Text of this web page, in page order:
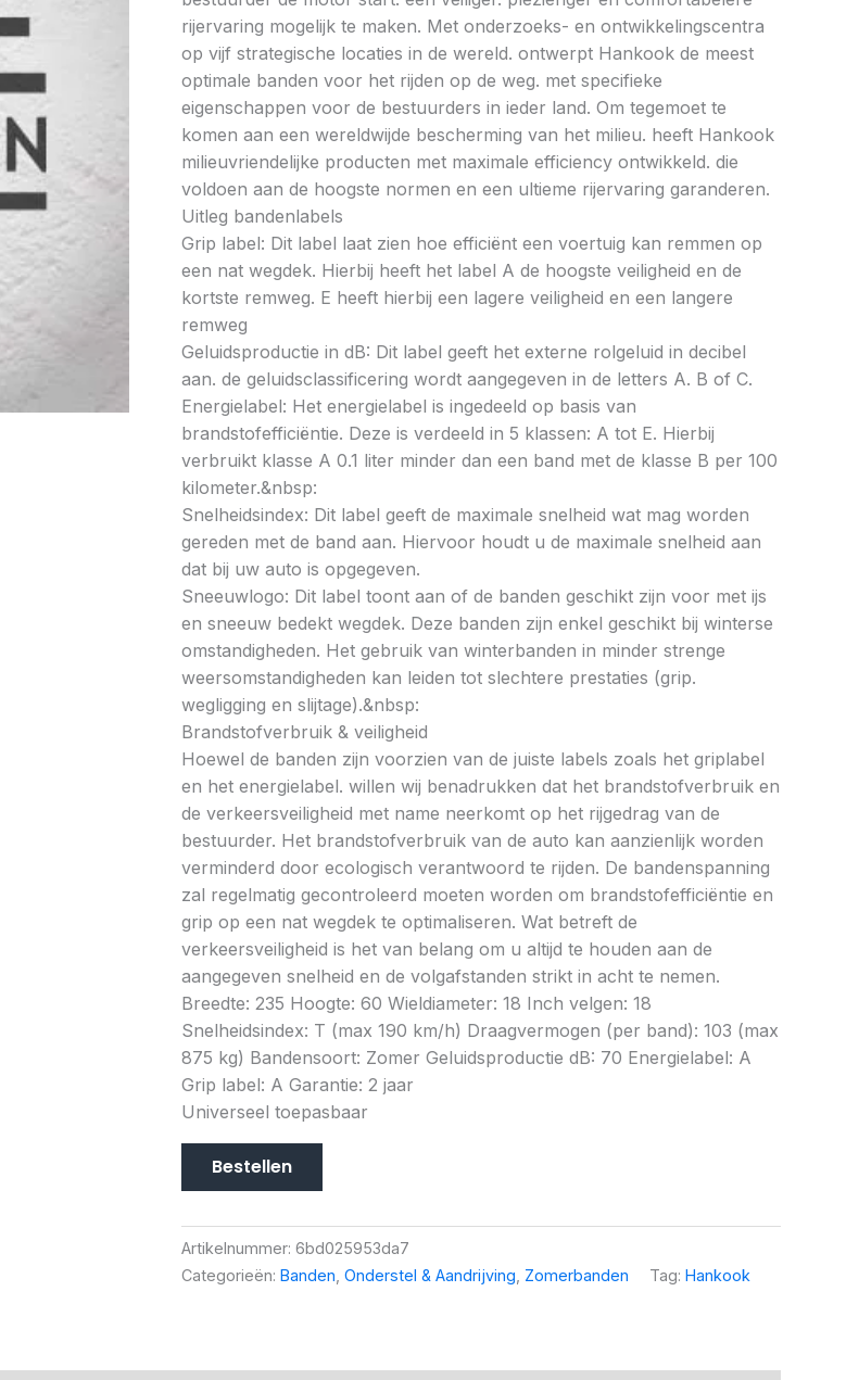
rijervaring mogelijk te maken. Met onderzoeks- en ontwikkelingscentra
op vijf strategische locaties in de wereld. ontwerpt Hankook de meest
optimale banden voor het rijden op de weg. met specifieke
eigenschappen voor de bestuurders in ieder land. Om tegemoet te
komen aan een wereldwijde bescherming van het milieu. heeft Hankook
milieuvriendelijke producten met maximale efficiency ontwikkeld. die
voldoen aan de hoogste normen en een ultieme rijervaring garanderen.
Uitleg bandenlabels
Grip label: Dit label laat zien hoe efficiënt een voertuig kan remmen op
een nat wegdek. Hierbij heeft het label A de hoogste veiligheid en de
kortste remweg. E heeft hierbij een lagere veiligheid en een langere
remweg
Geluidsproductie in dB: Dit label geeft het externe rolgeluid in decibel
aan. de geluidsclassificering wordt aangegeven in de letters A. B of C.
Energielabel: Het energielabel is ingedeeld op basis van
brandstofefficiëntie. Deze is verdeeld in 5 klassen: A tot E. Hierbij
verbruikt klasse A 0.1 liter minder dan een band met de klasse B per 100
kilometer.&nbsp:
Snelheidsindex: Dit label geeft de maximale snelheid wat mag worden
gereden met de band aan. Hiervoor houdt u de maximale snelheid aan
dat bij uw auto is opgegeven.
Sneeuwlogo: Dit label toont aan of de banden geschikt zijn voor met ijs
en sneeuw bedekt wegdek. Deze banden zijn enkel geschikt bij winterse
omstandigheden. Het gebruik van winterbanden in minder strenge
weersomstandigheden kan leiden tot slechtere prestaties (grip.
wegligging en slijtage).&nbsp:
Brandstofverbruik & veiligheid
Hoewel de banden zijn voorzien van de juiste labels zoals het griplabel
en het energielabel. willen wij benadrukken dat het brandstofverbruik en
de verkeersveiligheid met name neerkomt op het rijgedrag van de
bestuurder. Het brandstofverbruik van de auto kan aanzienlijk worden
verminderd door ecologisch verantwoord te rijden. De bandenspanning
zal regelmatig gecontroleerd moeten worden om brandstofefficiëntie en
grip op een nat wegdek te optimaliseren. Wat betreft de
verkeersveiligheid is het van belang om u altijd te houden aan de
aangegeven snelheid en de volgafstanden strikt in acht te nemen.
Breedte: 235 Hoogte: 60 Wieldiameter: 18 Inch velgen: 18
Snelheidsindex: T (max 190 km/h) Draagvermogen (per band): 103 (max
875 kg) Bandensoort: Zomer Geluidsproductie dB: 70 Energielabel: A
Grip label: A Garantie: 2 jaar
Universeel toepasbaar
Bestellen
Artikelnummer: 6bd025953da7
Categorieën: Banden Onderstel & Aandrijving Zomerbanden Tag: Hankook